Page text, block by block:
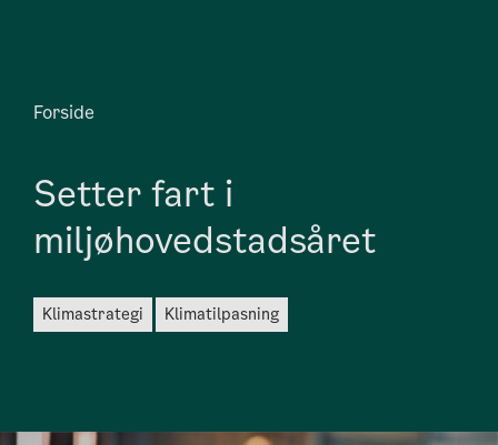
Forside
Setter fart i
miljøhovedstadsåret
klimastrategi klimatilpasning